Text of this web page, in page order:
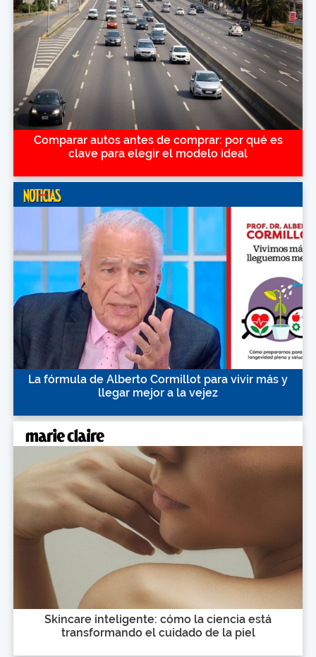
Comparar autos antes de comprar: por qué es
clave para elegir el modelo ideal
La fórmula de Alberto Cormillot para vivir más y
llegar mejor a la vejez
Skincare inteligente: cómo la ciencia está
transformando el cuidado de la piel